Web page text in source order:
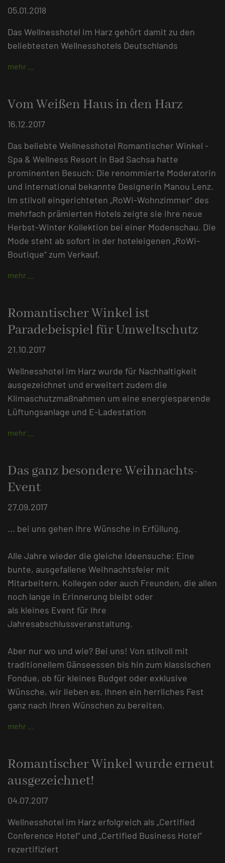
05.01.2018
Das Wellnesshotel im Harz gehört damit zu den
beliebtesten Wellnesshotels Deutschlands
mehr …
Vom Weißen Haus in den Harz
16.12.2017
Das beliebte Wellnesshotel Romantischer Winkel -
Spa & Wellness Resort in Bad Sachsa hatte
prominenten Besuch: Die renommierte Moderatorin
und international bekannte Designerin Manou Lenz.
Im stilvoll eingerichteten „RoWi-Wohnzimmer“ des
mehrfach prämierten Hotels zeigte sie ihre neue
Herbst-Winter Kollektion bei einer Modenschau. Die
Mode steht ab sofort in der hoteleigenen „RoWi-
Boutique“ zum Verkauf.
mehr …
Romantischer Winkel ist
Paradebeispiel für Umweltschutz
21.10.2017
Wellnesshotel im Harz wurde für Nachhaltigkeit
ausgezeichnet und erweitert zudem die
Klimaschutzmaßnahmen um eine energiesparende
Lüftungsanlage und E-Ladestation
mehr …
Das ganz besondere Weihnachts-
Event
27.09.2017
... bei uns gehen Ihre Wünsche in Erfüllung.
Alle Jahre wieder die gleiche Ideensuche: Eine
bunte, ausgefallene Weihnachtsfeier mit
Mitarbeitern, Kollegen oder auch Freunden, die allen
noch lange in Erinnerung bleibt oder
als kleines Event für Ihre
Jahresabschlussveranstaltung.
Aber nur wo und wie? Bei uns! Von stilvoll mit
traditionellem Gänseessen bis hin zum klassischen
Fondue, ob für kleines Budget oder exklusive
Wünsche, wir lieben es, Ihnen ein herrliches Fest
ganz nach Ihren Wünschen zu bereiten.
mehr …
Romantischer Winkel wurde erneut
ausgezeichnet!
04.07.2017
Wellnesshotel im Harz erfolgreich als „Certified
Conference Hotel“ und „Certified Business Hotel“
rezertifiziert